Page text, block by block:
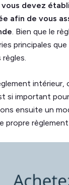
devez
afin de vous
. Bien que le
principales
si important
ensuite un
propre